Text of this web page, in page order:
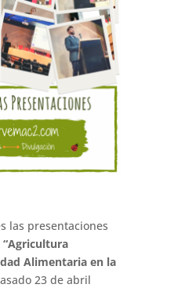
las presentaciones
“Agricultura
Alimentaria en la
23 de abril